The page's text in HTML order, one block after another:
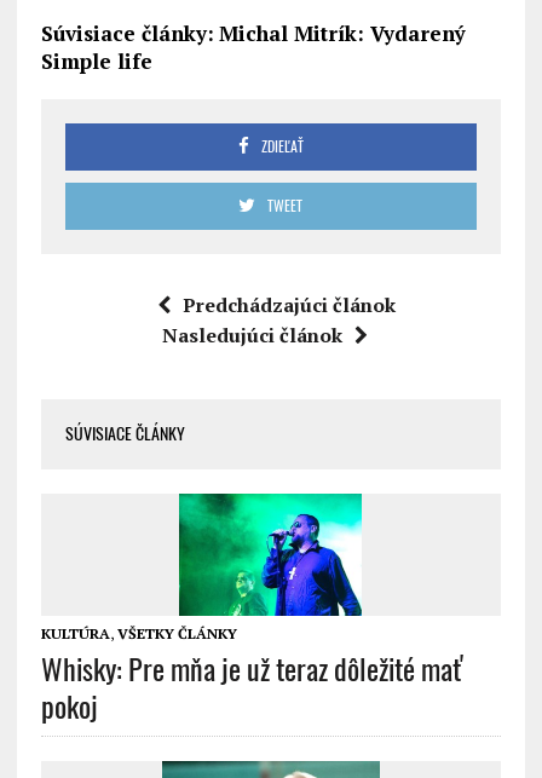
Súvisiace články: Michal Mitrík: Vydarený
Simple life
ZDIEĽAŤ
TWEET
Predchádzajúci článok
Nasledujúci článok
SÚVISIACE ČLÁNKY
KULTÚRA, VŠETKY ČLÁNKY
Whisky: Pre mňa je už teraz dôležité mať
pokoj